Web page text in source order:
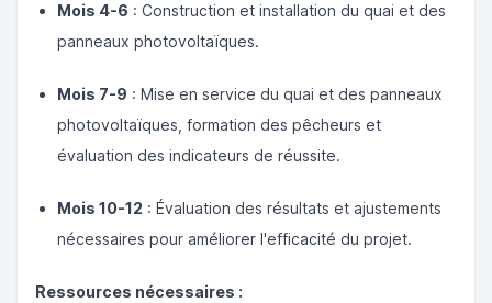
Mois 4-6 : Construction et installation du quai et des
panneaux photovoltaïques.
Mois 7-9 : Mise en service du quai et des panneaux
photovoltaïques, formation des pêcheurs et
évaluation des indicateurs de réussite.
Mois 10-12 : Évaluation des résultats et ajustements
nécessaires pour améliorer l'efficacité du projet.
Ressources nécessaires :